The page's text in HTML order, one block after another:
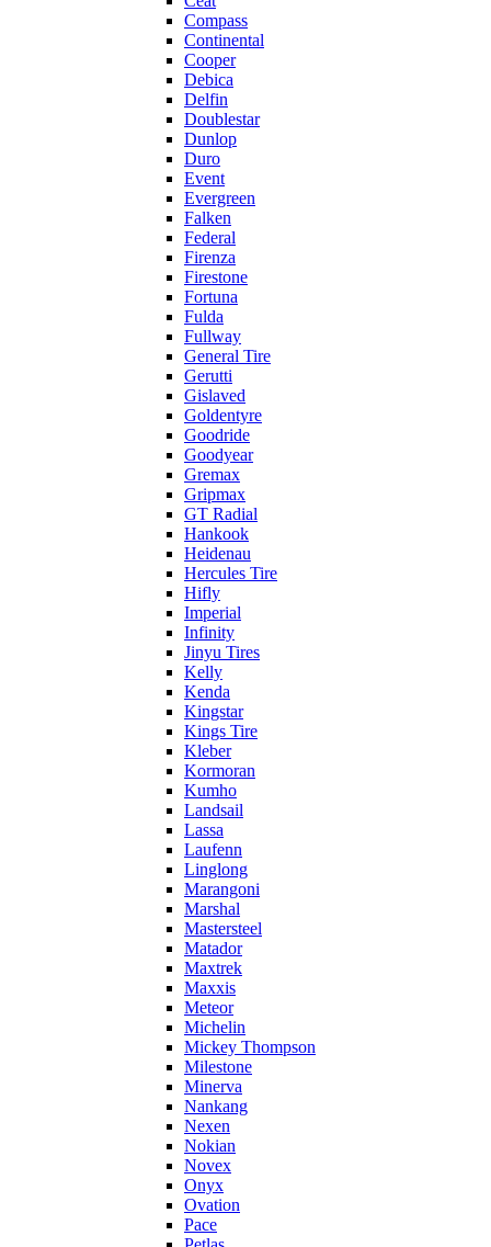
Compass
Continental
Cooper
Debica
Delfin
Doublestar
Dunlop
Duro
Event
Evergreen
Falken
Federal
Firenza
Firestone
Fortuna
Fulda
Fullway
General Tire
Gerutti
Gislaved
Goldentyre
Goodride
Goodyear
Gremax
Gripmax
GT Radial
Hankook
Heidenau
Hercules Tire
Hifly
Imperial
Infinity
Jinyu Tires
Kelly
Kenda
Kingstar
Kings Tire
Kleber
Kormoran
Kumho
Landsail
Lassa
Laufenn
Linglong
Marangoni
Marshal
Mastersteel
Matador
Maxtrek
Maxxis
Meteor
Michelin
Mickey Thompson
Milestone
Minerva
Nankang
Nexen
Nokian
Novex
Onyx
Ovation
Pace